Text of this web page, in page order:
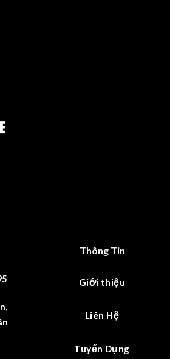
Thông Tin
Giới thiệu
Liên Hệ
Tuyển Dụng